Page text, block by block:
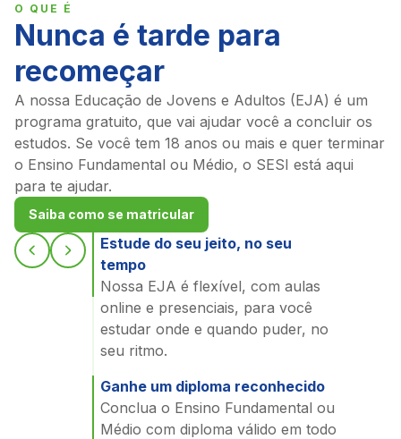
O QUE É
Nunca é tarde para
recomeçar
A nossa Educação de Jovens e Adultos (EJA) é um
programa gratuito, que vai ajudar você a concluir os
estudos. Se você tem 18 anos ou mais e quer terminar
o Ensino Fundamental ou Médio, o SESI está aqui
para te ajudar.
Saiba como se matricular
Estude do seu jeito, no seu
tempo
Nossa EJA é flexível, com aulas
online e presenciais, para você
estudar onde e quando puder, no
seu ritmo.
Ganhe um diploma reconhecido
Conclua o Ensino Fundamental ou
Médio com diploma válido em todo